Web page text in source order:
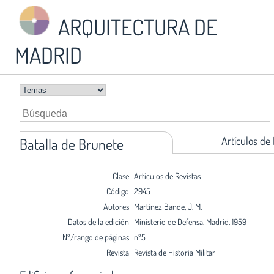
ARQUITECTURA DE
MADRID
Batalla de Brunete Artículos de
Clase Artículos de Revistas
Código 2945
Autores Martínez Bande, J. M.
Datos de la edición Ministerio de Defensa. Madrid. 1959
Nº/rango de páginas nº5
Revista Revista de Historia Militar